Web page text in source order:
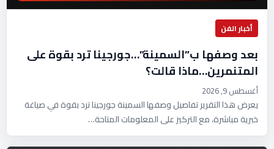
أخبار الفن
بعد وصفها ب”السمينة”…جورجينا ترد بقوة على
المتنمرين…ماذا قالت؟
أغسطس 9, 2026
يعرض هذا التقرير تفاصيل وصفها السمينة جورجينا ترد بقوة في صياغة
خبرية مباشرة، مع التركيز على المعلومات المتاحة…